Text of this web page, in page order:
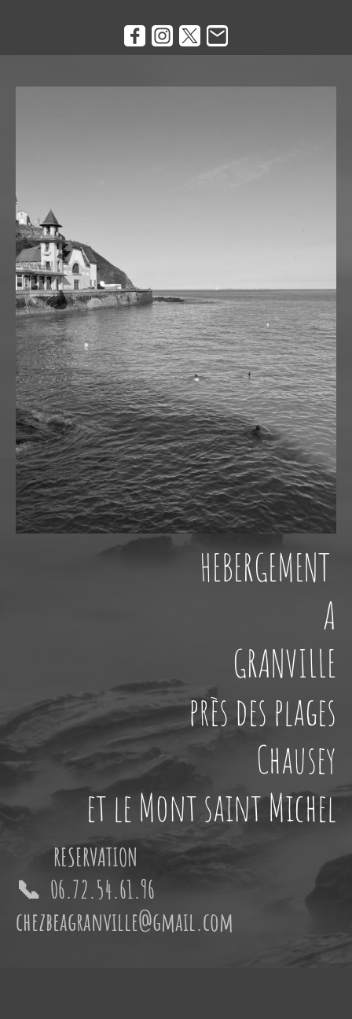
HEBERGEMENT
A
GRANVILLE
près des plages
Chausey
et le Mont saint Michel
RESERVATION
📞 06.72.54.61.96
chezbeagranville@gmail.com